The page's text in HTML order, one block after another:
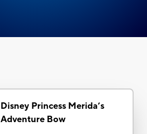
Disney Princess Merida’s
Adventure Bow